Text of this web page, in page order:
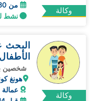
وكالة
من 30 Aug 2026
نشط
وكالة
البحث
الأطفال
شخصين
هونغ